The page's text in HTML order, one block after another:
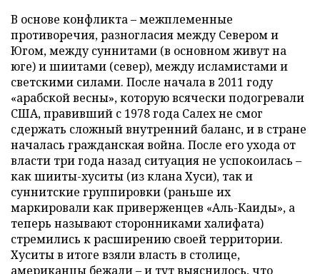
В основе конфликта – межплеменные
противоречия, разногласия между Севером и
Югом, между суннитами (в основном живут на
юге) и шиитами (север), между исламистами и
светскими силами. После начала в 2011 году
«арабской весны», которую всячески подогревали
США, правивший с 1978 года Салех не смог
сдержать сложный внутренний баланс, и в стране
началась гражданская война. После его ухода от
власти три года назад ситуация не успокоилась –
как шииты-хуситы (из клана Хуси), так и
суннитские группировки (раньше их
маркировали как приверженцев «Аль-Каиды», а
теперь называют сторонниками халифата)
стремились к расширению своей территории.
Хуситы в итоге взяли власть в столице,
американцы бежали – и тут выяснилось, что